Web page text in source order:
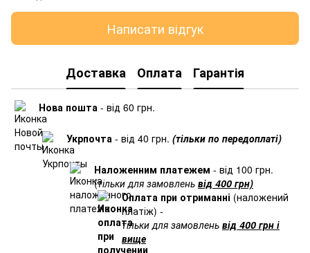
Написати відгук
Доставка Оплата Гарантія
Нова пошта - від 60 грн.
Укрпочта - від 40 грн. (тільки по передоплаті)
Наложенним платежем - від 100 грн.
(тільки для замовлень від 400 грн)
Оплата при отриманні (наложений
платіж) -
тільки для замовлень від 400 грн і
вище